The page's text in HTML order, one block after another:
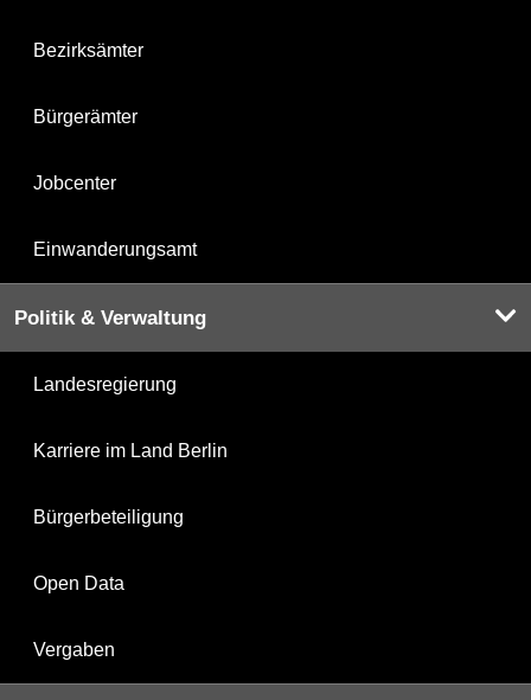
Bezirksämter
Bürgerämter
Jobcenter
Einwanderungsamt
Politik & Verwaltung
Landesregierung
Karriere im Land Berlin
Bürgerbeteiligung
Open Data
Vergaben